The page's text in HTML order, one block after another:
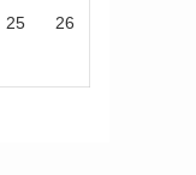
25 26